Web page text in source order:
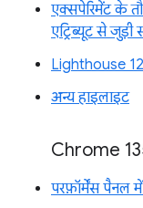
एक्सपेरिमेंट के
एट्रिब्यूट से
Lighthouse
अन्य हाइलाइट
Chrome
परफ़ॉर्मेंस पैनल